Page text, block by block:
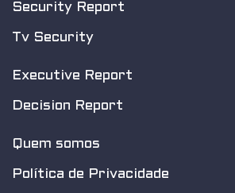
Security Report
Tv Security
Executive Report
Decision Report
Quem somos
Política de Privacidade